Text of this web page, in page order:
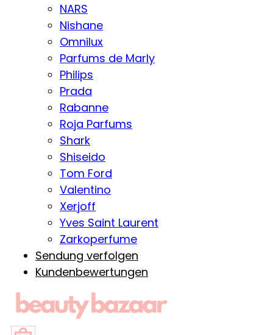
NARS
Nishane
Omnilux
Parfums de Marly
Philips
Prada
Rabanne
Roja Parfums
Shark
Shiseido
Tom Ford
Valentino
Xerjoff
Yves Saint Laurent
Zarkoperfume
Sendung verfolgen
Kundenbewertungen